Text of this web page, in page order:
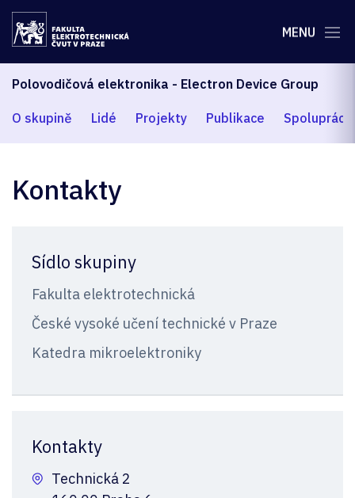
MENU
Polovodičová elektronika - Electron Device Group
O skupině Lidé Projekty Publikace Spolupráce
Kontakty
Sídlo skupiny
Fakulta elektrotechnická
České vysoké učení technické v Praze
Katedra mikroelektroniky
Kontakty
Technická 2